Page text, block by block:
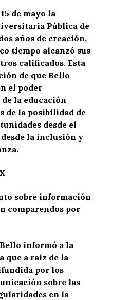
de mayo la
Pública de
años de creación,
tiempo alcanzó sus
calificados. Esta
de que Bello
el poder
la educación
de la posibilidad de
desde el
la inclusión y
sobre información
comparendos por
informó a la
que a raíz de la
por los
sobre las
en la